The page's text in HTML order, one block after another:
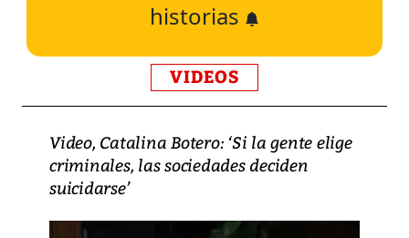
historias
VIDEOS
Video, Catalina Botero: ‘Si la gente elige
criminales, las sociedades deciden
suicidarse’